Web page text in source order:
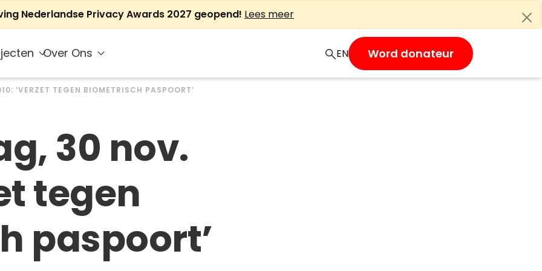
Nederlandse Privacy Awards 2027 geopend! Lees meer
Over Ons EN Word donateur
‘VERZET TEGEN BIOMETRISCH PASPOORT’
30 nov.
tegen
paspoort’